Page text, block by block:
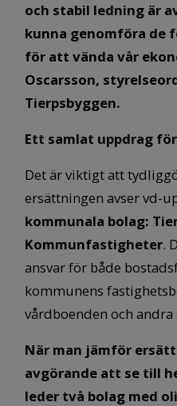
och stabil ledning är
kunna genomföra de
för att vända vår
Oscarsson,
Tierpsbyggen.
Ett samlat uppdrag
Det är viktigt att
ersättningen avser vd-
kommunala bolag:
Kommunfastigheter.
ansvar för både
kommunens
vårdboenden och
När man jämför
avgörande att se till
leder två bolag med